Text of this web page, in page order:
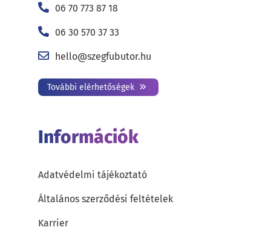
06 70 773 87 18
06 30 570 37 33
hello@szegfubutor.hu
További elérhetőségek
Információk
Adatvédelmi tájékoztató
Általános szerződési feltételek
Karrier